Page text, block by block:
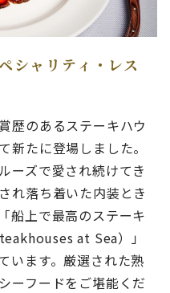
シャリティ・レス
歴のあるステーキハウ
新たに登場しました。
ーズで愛され続けてき
れ落ち着いた内装とき
船上で最高のステーキ
at Sea）」
います。厳選された熟
ーフードをご堪能くだ